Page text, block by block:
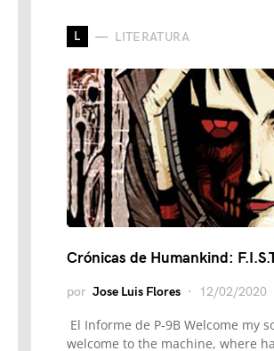
L LITERATURA
Crónicas de Humankind:
por Jose Luis Flores 12/02/2020
El Informe de P-9B Welcome my
welcome to the machine, where